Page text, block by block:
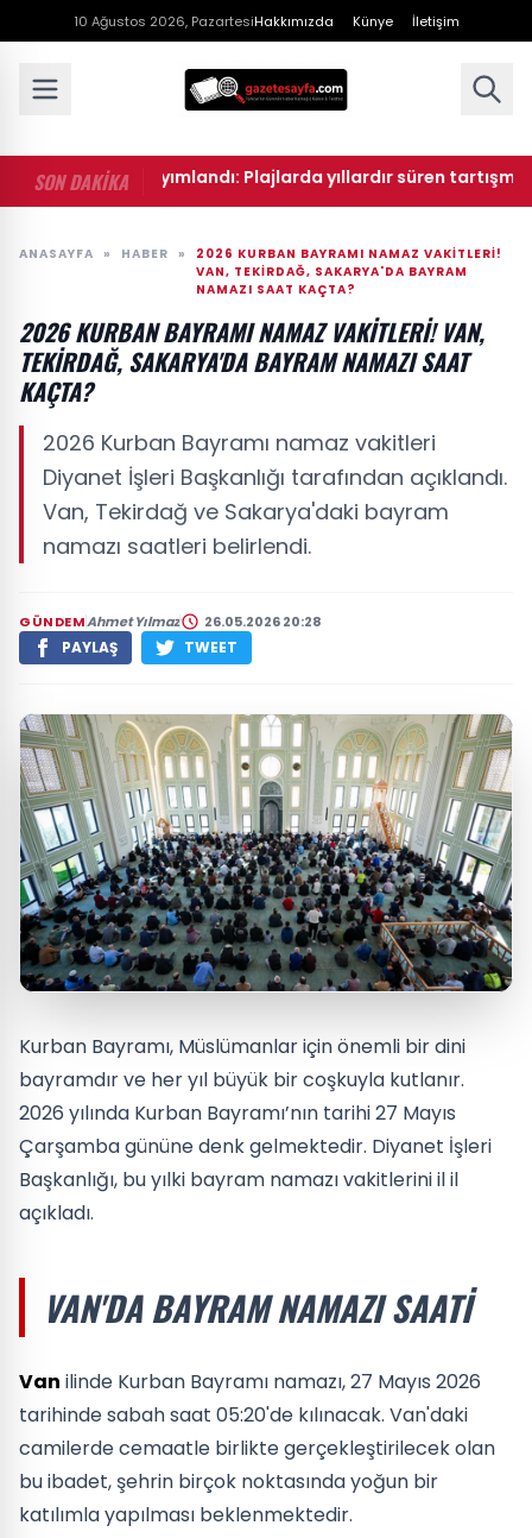
10 Ağustos 2026, PazartesiHakkımızda Künye İletişim
SON DAKİKAyayımlandı: Plajlarda yıllardır süren tartışmayı
ANASAYFA » HABER »
2026 KURBAN BAYRAMI NAMAZ VAKITLERI!
VAN, TEKIRDAĞ, SAKARYA'DA BAYRAM
NAMAZI SAAT KAÇTA?
2026 KURBAN BAYRAMI NAMAZ VAKITLERI! VAN,
TEKIRDAĞ, SAKARYA'DA BAYRAM NAMAZI SAAT
KAÇTA?
2026 Kurban Bayramı namaz vakitleri
Diyanet İşleri Başkanlığı tarafından açıklandı.
Van, Tekirdağ ve Sakarya'daki bayram
namazı saatleri belirlendi.
GÜNDEMAhmet Yılmaz 26.05.2026 20:28
PAYLAŞ TWEET
Kurban Bayramı, Müslümanlar için önemli bir dini
bayramdır ve her yıl büyük bir coşkuyla kutlanır.
2026 yılında Kurban Bayramı’nın tarihi 27 Mayıs
Çarşamba gününe denk gelmektedir. Diyanet İşleri
Başkanlığı, bu yılki bayram namazı vakitlerini il il
açıkladı.
VAN'DA BAYRAM NAMAZI SAATI
Van ilinde Kurban Bayramı namazı, 27 Mayıs 2026
tarihinde sabah saat 05:20'de kılınacak. Van'daki
camilerde cemaatle birlikte gerçekleştirilecek olan
bu ibadet, şehrin birçok noktasında yoğun bir
katılımla yapılması beklenmektedir.